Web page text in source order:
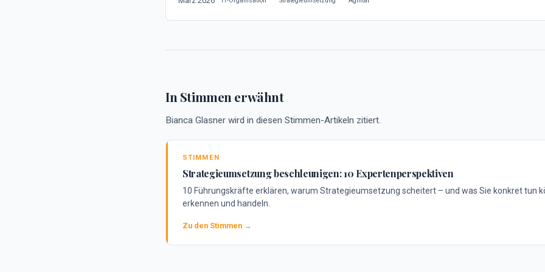
In Stimmen erwähnt
Bianca Glasner wird in diesen Stimmen-Artikeln zitiert.
STIMMEN
Strategieumsetzung beschleunigen: 10 Expertenperspektiven
10 Führungskräfte erklären, warum Strategieumsetzung scheitert – und was Sie konkret tun
erkennen und handeln.
Zu den Stimmen →